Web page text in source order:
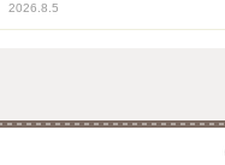
2026.8.5